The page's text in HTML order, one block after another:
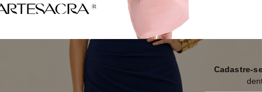
Cadastre-